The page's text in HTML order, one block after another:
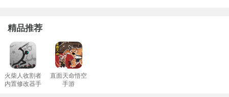
游戏中有许多玩家可以获得的利益这些利益会在固定时间刷新供玩
家获得趣味十足的冒险等待玩家体验。
太古仙佛点评
唯美挑战PK竞技对战无双仙途修炼个性战役副本boss去杀戮对战真
实太古天地洪荒登顶九州；深入魔域之中铲除妖魔阴谋仙元战纪青
精品推荐
火柴人收割者
内置修改器手
直面天命悟空
手游